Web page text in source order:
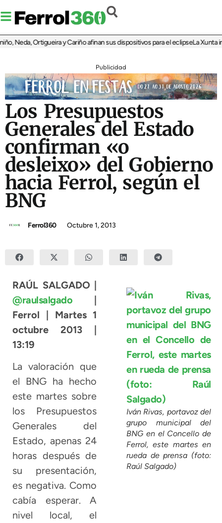
Neda, Ortigueira y Cariño afinan sus dispositivos para el eclipseLa Xunta
Publicidad
Los Presupuestos
Generales del Estado
confirman «o
desleixo» del Gobierno
hacia Ferrol, según el
BNG
Ferrol360 Octubre 1, 2013
RAÚL SALGADO |
@raulsalgado |
Ferrol | Martes 1
octubre 2013 |
13:19
La valoración que
el BNG ha hecho
este martes sobre
los Presupuestos
Generales del
Estado, apenas 24
horas después de
su presentación,
es negativa. Como
cabía esperar. A
nivel local, el
Iván Rivas, portavoz del
grupo municipal del
BNG en el Concello de
Ferrol, este martes en
rueda de prensa (foto:
Raúl Salgado)